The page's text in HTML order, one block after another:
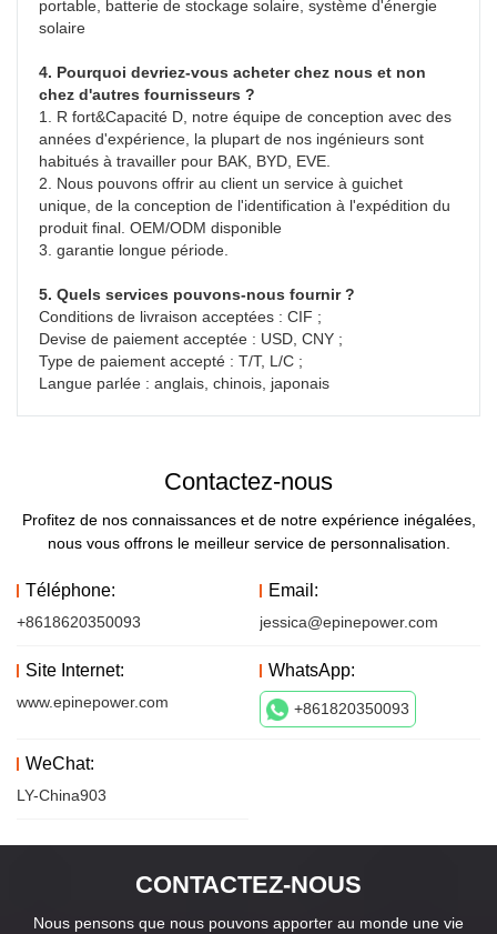
portable, batterie de stockage solaire, système d'énergie
solaire
4. Pourquoi devriez-vous acheter chez nous et non
chez d'autres fournisseurs ?
1. R fort&Capacité D, notre équipe de conception avec des
années d'expérience, la plupart de nos ingénieurs sont
habitués à travailler pour BAK, BYD, EVE.
2. Nous pouvons offrir au client un service à guichet
unique, de la conception de l'identification à l'expédition du
produit final. OEM/ODM disponible
3. garantie longue période.
5. Quels services pouvons-nous fournir ?
Conditions de livraison acceptées : CIF ;
Devise de paiement acceptée : USD, CNY ;
Type de paiement accepté : T/T, L/C ;
Langue parlée : anglais, chinois, japonais
Contactez-nous
Profitez de nos connaissances et de notre expérience inégalées,
nous vous offrons le meilleur service de personnalisation.
Téléphone:
+8618620350093
Email:
jessica@epinepower.com
Site Internet:
www.epinepower.com
WhatsApp:
+861820350093
WeChat:
LY-China903
CONTACTEZ-NOUS
Nous pensons que nous pouvons apporter au monde une vie